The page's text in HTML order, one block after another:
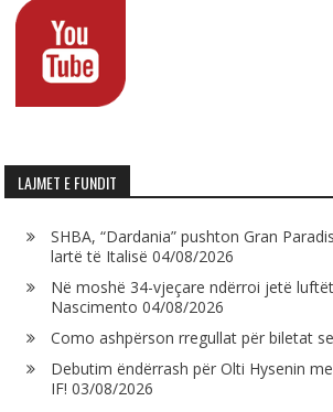
LAJMET E FUNDIT
SHBA, “Dardania” pushton Gran
lartë të Italisë 04/08/2026
Në moshë 34-vjeçare ndërroi jetë
Nascimento 04/08/2026
Como ashpërson rregullat për biletat
Debutim ëndërrash për Olti Hysenin
IF! 03/08/2026